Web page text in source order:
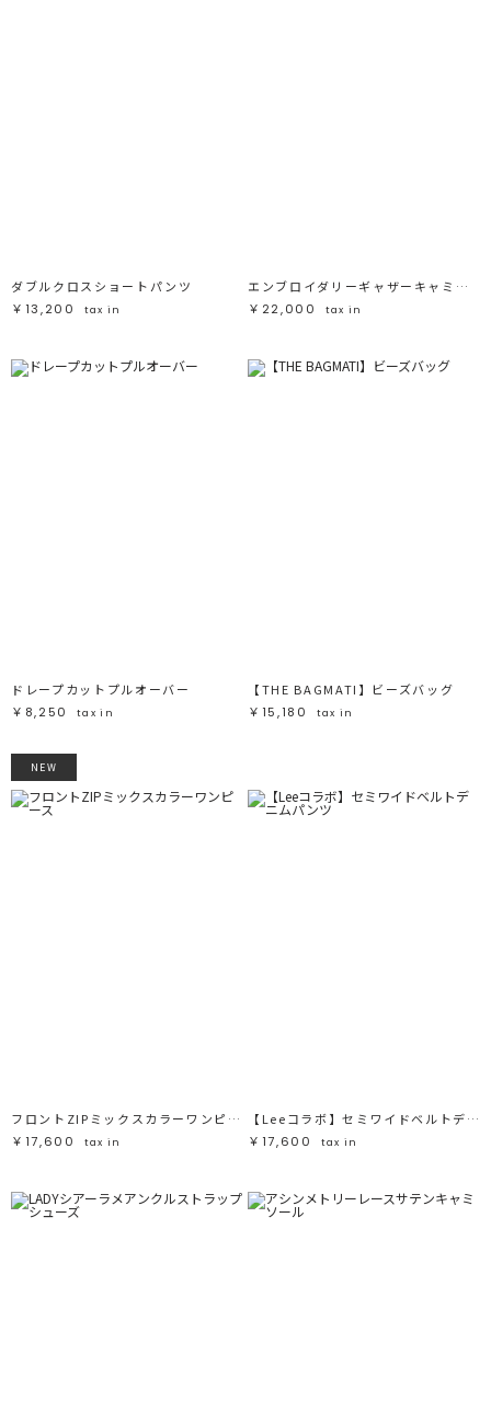
ダブルクロスショートパンツ
￥13,200
tax in
エンブロイダリーギャザーキャミワンピース
￥22,000
tax in
ドレープカットプルオーバー
￥8,250
tax in
【THE BAGMATI】ビーズバッグ
￥15,180
tax in
NEW
フロントZIPミックスカラーワンピース
￥17,600
tax in
【Leeコラボ】セミワイドベルトデニムパンツ
￥17,600
tax in